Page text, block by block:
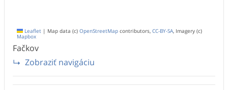
Leaflet | Map data (c) OpenStreetMap contributors, CC-BY-SA, Imagery (c)
Mapbox
Fačkov
Zobraziť navigáciu